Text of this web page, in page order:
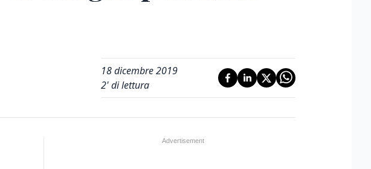
18 dicembre 2019
2' di lettura